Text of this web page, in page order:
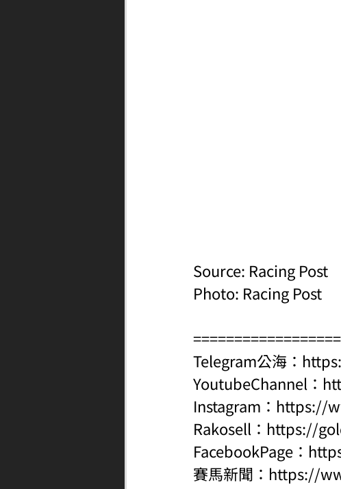
Source: Racing Post
Photo: Racing Post
Telegram公海：
YoutubeChannel：
Instagram： https://
Rakosell： https://
FacebookPage：
賽馬新聞： https://